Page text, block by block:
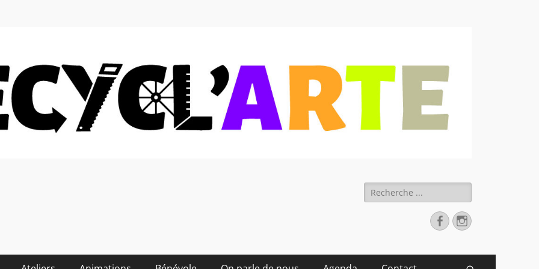
Rechercher :
FacebookInstagram